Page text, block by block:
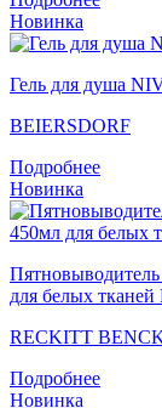
Новинка
Гель для душа
BEIERSDORF
Подробнее
Новинка
для белых тканей
RECKITT
Подробнее
Новинка